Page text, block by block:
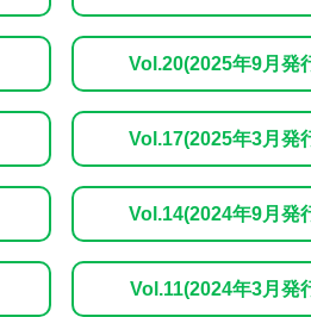
Vol.20(2025年9月発
Vol.17(2025年3月発
Vol.14(2024年9月発
Vol.11(2024年3月発